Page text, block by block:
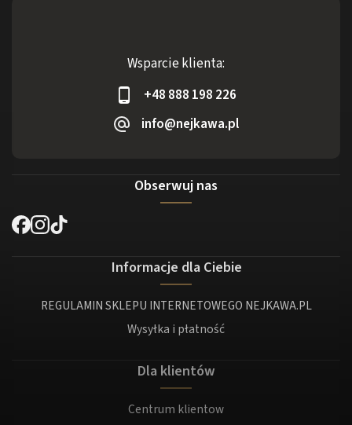
Wsparcie klienta:
+48 888 198 226
info@nejkawa.pl
Obserwuj nas
Informacje dla Ciebie
REGULAMIN SKLEPU INTERNETOWEGO NEJKAWA.PL
Wysyłka i płatność
Dla klientów
Centrum klientow